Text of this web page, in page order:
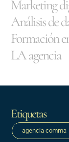
Marketing
Análisis de
Formación
LA agencia
Etiquetas
agencia comma